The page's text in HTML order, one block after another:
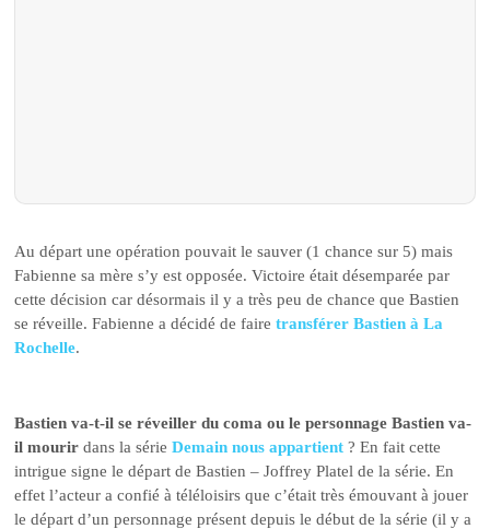
Au départ une opération pouvait le sauver (1 chance sur 5) mais
Fabienne sa mère s’y est opposée. Victoire était désemparée par
cette décision car désormais il y a très peu de chance que Bastien
se réveille. Fabienne a décidé de fairetransférer Bastien à La
Rochelle.
Bastien va-t-il se réveiller du coma ou le personnage Bastien va-
il mourir dans la sérieDemain nous appartient ? En fait cette
intrigue signe le départ de Bastien – Joffrey Platel de la série. En
effet l’acteur a confié à téléloisirs que c’était très émouvant à jouer
le départ d’un personnage présent depuis le début de la série (il y a